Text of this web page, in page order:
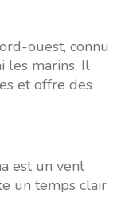
ouest, connu
les marins. Il
et offre des
est un vent
un temps clair